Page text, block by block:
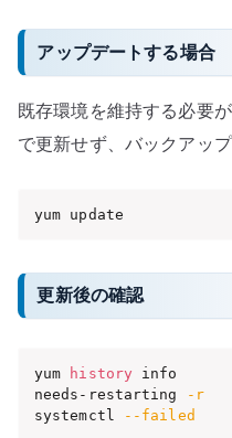
アップデートする場合
既存環境を維持する必要
で更新せず、バックアッ
yum update
更新後の確認
yum history info
needs-restarting
-r
systemctl
--failed